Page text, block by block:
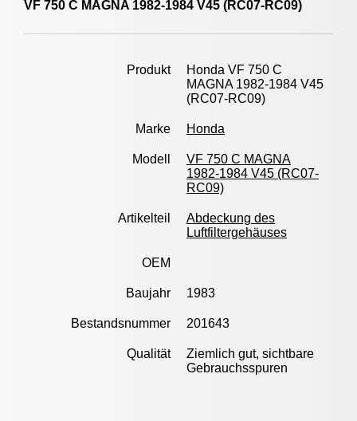
VF 750 C MAGNA 1982-1984 V45 (RC07-RC09)
Produkt
Honda VF 750 C
MAGNA 1982-1984 V45
(RC07-RC09)
Marke Honda
Modell
VF 750 C MAGNA
1982-1984 V45 (RC07-
RC09)
Artikelteil
Abdeckung des
Luftfiltergehäuses
OEM
Baujahr 1983
Bestandsnummer 201643
Qualität
Ziemlich gut, sichtbare
Gebrauchsspuren